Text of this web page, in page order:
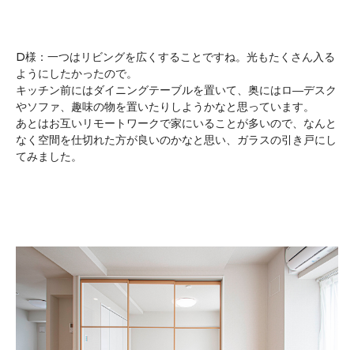
D様：一つはリビングを広くすることですね。光もたくさん入る
ようにしたかったので。
キッチン前にはダイニングテーブルを置いて、奥にはロ―デスク
やソファ、趣味の物を置いたりしようかなと思っています。
あとはお互いリモートワークで家にいることが多いので、なんと
なく空間を仕切れた方が良いのかなと思い、ガラスの引き戸にし
てみました。